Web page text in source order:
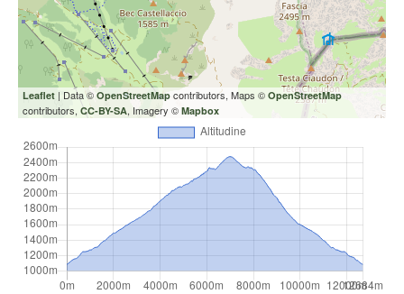
Leaflet | Data © OpenStreetMap contributors, Maps © OpenStreetMap
contributors, CC-BY-SA, Imagery © Mapbox